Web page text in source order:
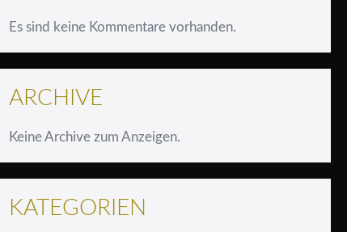
Es sind keine Kommentare vorhanden.
ARCHIVE
Keine Archive zum Anzeigen.
KATEGORIEN